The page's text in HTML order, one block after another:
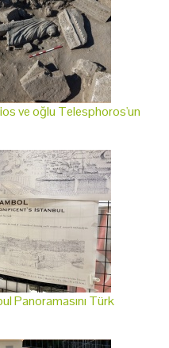
ve oğlu Telesphoros'un
Panoramasını Türk